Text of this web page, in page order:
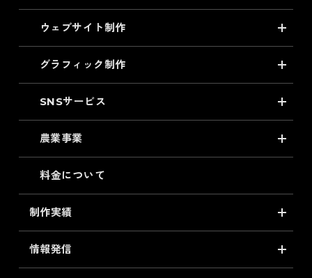
ウェブサイト制作
グラフィック制作
SNSサービス
農業事業
料金について
制作実績
情報発信